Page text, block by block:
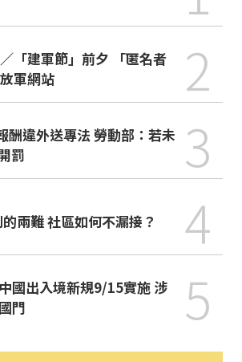
「建軍節」前夕 「匿名者
軍網站
2
違外送專法 勞動部：若未
罰
3
兩難 社區如何不漏接？ 4
國出入境新規9/15實施 涉
門
5